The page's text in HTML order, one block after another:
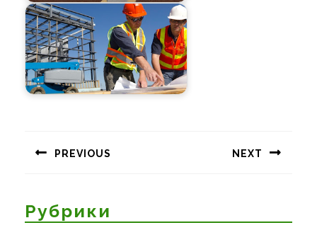
записям
PREVIOUS NEXT
Рубрики